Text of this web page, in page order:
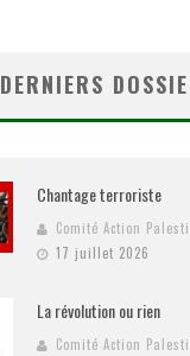
DERNIERS
Chantage terroriste
Comité Action
17 juillet 2026
La révolution ou rien
Comité Action